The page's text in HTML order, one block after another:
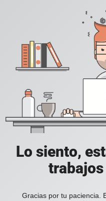
Lo siento,
Gracias por tu paciencia.